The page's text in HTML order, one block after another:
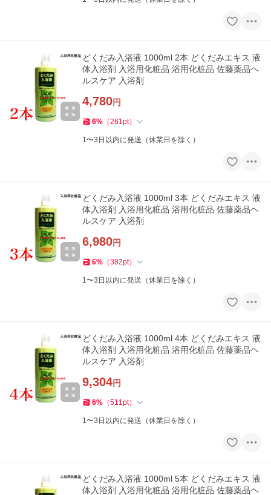
どくだみ入浴液 1000ml 2本 どくだみエキス 液
体入浴剤 入浴用化粧品 浴用化粧品 佐藤薬品ヘ
ルスケア 入浴剤
4,780円
6% （261pt）
1〜3日以内に発送（休業日を除く）
どくだみ入浴液 1000ml 3本 どくだみエキス 液
体入浴剤 入浴用化粧品 浴用化粧品 佐藤薬品ヘ
ルスケア 入浴剤
6,980円
6% （382pt）
1〜3日以内に発送（休業日を除く）
どくだみ入浴液 1000ml 4本 どくだみエキス 液
体入浴剤 入浴用化粧品 浴用化粧品 佐藤薬品ヘ
ルスケア 入浴剤
9,304円
6% （511pt）
1〜3日以内に発送（休業日を除く）
どくだみ入浴液 1000ml 5本 どくだみエキス 液
体入浴剤 入浴用化粧品 浴用化粧品 佐藤薬品ヘ